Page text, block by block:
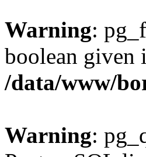
Warning:
boolean given
/data/www/
Warning: